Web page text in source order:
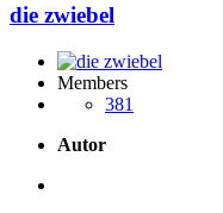
die zwiebel
Members
381
Autor